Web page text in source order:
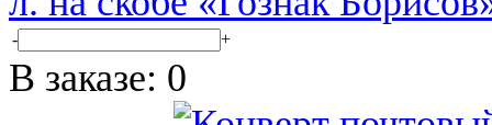
- +
В заказе: 0